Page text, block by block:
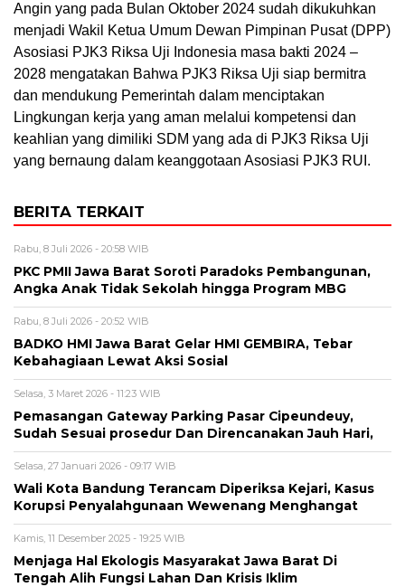
Angin yang pada Bulan Oktober 2024 sudah dikukuhkan
menjadi Wakil Ketua Umum Dewan Pimpinan Pusat (DPP)
Asosiasi PJK3 Riksa Uji Indonesia masa bakti 2024 –
2028 mengatakan Bahwa PJK3 Riksa Uji siap bermitra
dan mendukung Pemerintah dalam menciptakan
Lingkungan kerja yang aman melalui kompetensi dan
keahlian yang dimiliki SDM yang ada di PJK3 Riksa Uji
yang bernaung dalam keanggotaan Asosiasi PJK3 RUI.
BERITA TERKAIT
Rabu, 8 Juli 2026 - 20:58 WIB
PKC PMII Jawa Barat Soroti Paradoks Pembangunan,
Angka Anak Tidak Sekolah hingga Program MBG
Rabu, 8 Juli 2026 - 20:52 WIB
BADKO HMI Jawa Barat Gelar HMI GEMBIRA, Tebar
Kebahagiaan Lewat Aksi Sosial
Selasa, 3 Maret 2026 - 11:23 WIB
Pemasangan Gateway Parking Pasar Cipeundeuy,
Sudah Sesuai prosedur Dan Direncanakan Jauh Hari,
Selasa, 27 Januari 2026 - 09:17 WIB
Wali Kota Bandung Terancam Diperiksa Kejari, Kasus
Korupsi Penyalahgunaan Wewenang Menghangat
Kamis, 11 Desember 2025 - 19:25 WIB
Menjaga Hal Ekologis Masyarakat Jawa Barat Di
Tengah Alih Fungsi Lahan Dan Krisis Iklim